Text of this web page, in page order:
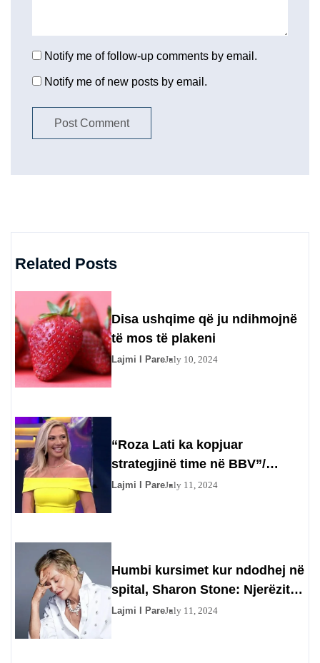
Notify me of follow-up comments by email.
Notify me of new posts by email.
Related Posts
Disa ushqime që ju ndihmojnë
të mos të plakeni
Lajmi I PareJuly 10, 2024
“Roza Lati ka kopjuar
strategjinë time në BBV”/
Gazetarja injoron Olta Gixharin
Lajmi I PareJuly 11, 2024
Humbi kursimet kur ndodhej në
spital, Sharon Stone: Njerëzit
përfituan prej meje
Lajmi I PareJuly 11, 2024